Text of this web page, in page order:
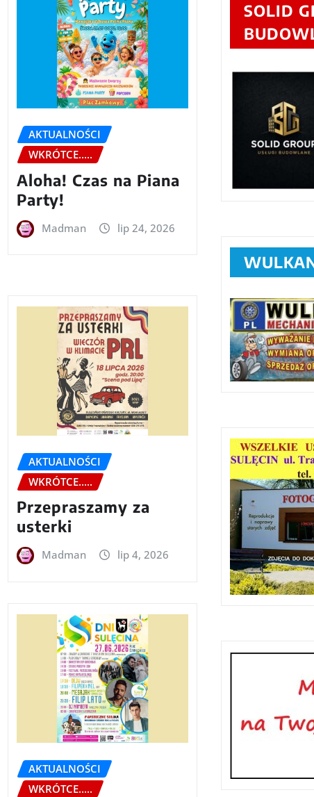
AKTUALNOŚCI
WKRÓTCE.....
Aloha! Czas na Piana
Party!
Madman lip 24, 2026
AKTUALNOŚCI
WKRÓTCE.....
Przepraszamy za
usterki
Madman lip 4, 2026
AKTUALNOŚCI
WKRÓTCE.....
SOLID